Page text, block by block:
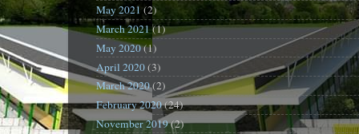
May 2021(2)
March 2021(1)
May 2020(1)
April 2020(3)
March 2020(2)
February 2020(24)
November 2019(2)